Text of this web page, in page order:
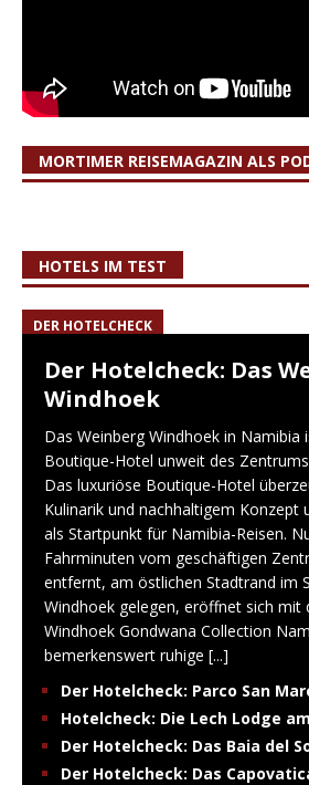
MORTIMER REISEMAGAZIN ALS
HOTELS IM TEST
DER HOTELCHECK
Der Hotelcheck: Das
Windhoek
Das Weinberg Windhoek in Namibia
Boutique-Hotel unweit des
Das luxuriöse Boutique-Hotel
Kulinarik und nachhaltigem Konzept
als Startpunkt für Namibia-Reisen.
Fahrminuten vom geschäftigen
entfernt, am östlichen Stadtrand im
Windhoek gelegen, eröffnet sich mit
Windhoek Gondwana Collection
bemerkenswert ruhige [...]
Der Hotelcheck: Parco San
Hotelcheck: Die Lech Lodge
Der Hotelcheck: Das Baia del
Der Hotelcheck: Das